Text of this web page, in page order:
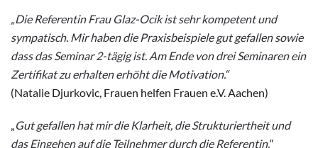
„Die Referentin Frau Glaz-Ocik ist sehr kompetent und
sympatisch. Mir haben die Praxisbeispiele gut gefallen sowie
dass das Seminar 2-tägig ist. Am Ende von drei Seminaren ein
Zertifikat zu erhalten erhöht die Motivation.“
(Natalie Djurkovic, Frauen helfen Frauen e.V. Aachen)
„Gut gefallen hat mir die Klarheit, die Strukturiertheit und
das Eingehen auf die Teilnehmer durch die Referentin.“